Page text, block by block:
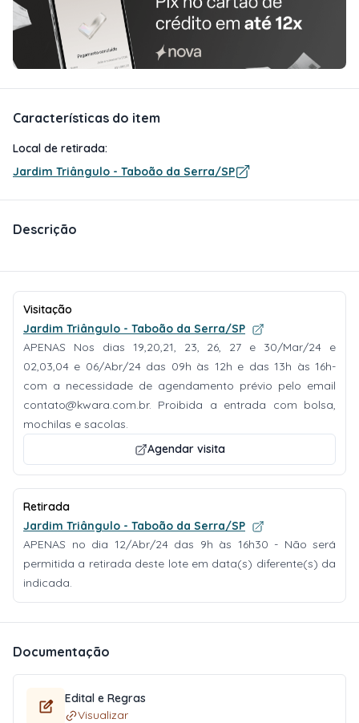
Características do item
Local de retirada:
Jardim Triângulo - Taboão da Serra/SP
Descrição
Visitação
Jardim Triângulo - Taboão da Serra/SP
APENAS Nos dias 19,20,21, 23, 26, 27 e 30/Mar/24 e
02,03,04 e 06/Abr/24 das 09h às 12h e das 13h às 16h-
com a necessidade de agendamento prévio pelo email
contato@kwara.com.br. Proibida a entrada com bolsa,
mochilas e sacolas.
Agendar visita
Retirada
Jardim Triângulo - Taboão da Serra/SP
APENAS no dia 12/Abr/24 das 9h às 16h30 - Não será
permitida a retirada deste lote em data(s) diferente(s) da
indicada.
Documentação
Edital e Regras
Visualizar